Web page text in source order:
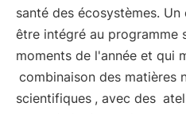
santé des écosystèmes.
être intégré au programme
moments de l'année et qui
combinaison des matières
scientifiques , avec des